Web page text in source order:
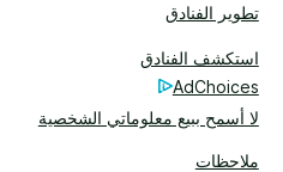
تطوير الفنادق
استكشف الفنادق
AdChoices
لا أسمح ببيع معلوماتي الشخصية
ملاحظات